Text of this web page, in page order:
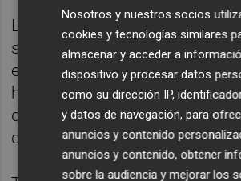
Los expertos señalan que el
suceso se repita "puede ser
expresando síntomas como la
hipervigilancia o la evitación
que recuerden al incendio
de alarmas de incendio o el
Nosotros y nuestros socios
cookies y tecnologías similares
almacenar y acceder a
dispositivo y procesar datos
como su dirección IP,
y datos de navegación, para
anuncios y contenido
anuncios y contenido, obtener
sobre la audiencia y mejorar los